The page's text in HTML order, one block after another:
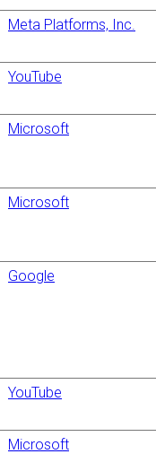
Meta Platforms, Inc.
YouTube
Microsoft
Microsoft
Google
YouTube
Microsoft